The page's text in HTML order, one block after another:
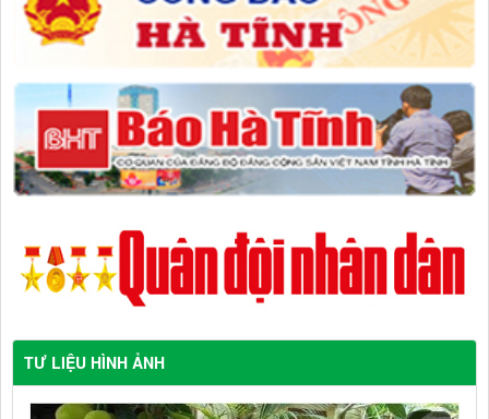
TƯ LIỆU HÌNH ẢNH